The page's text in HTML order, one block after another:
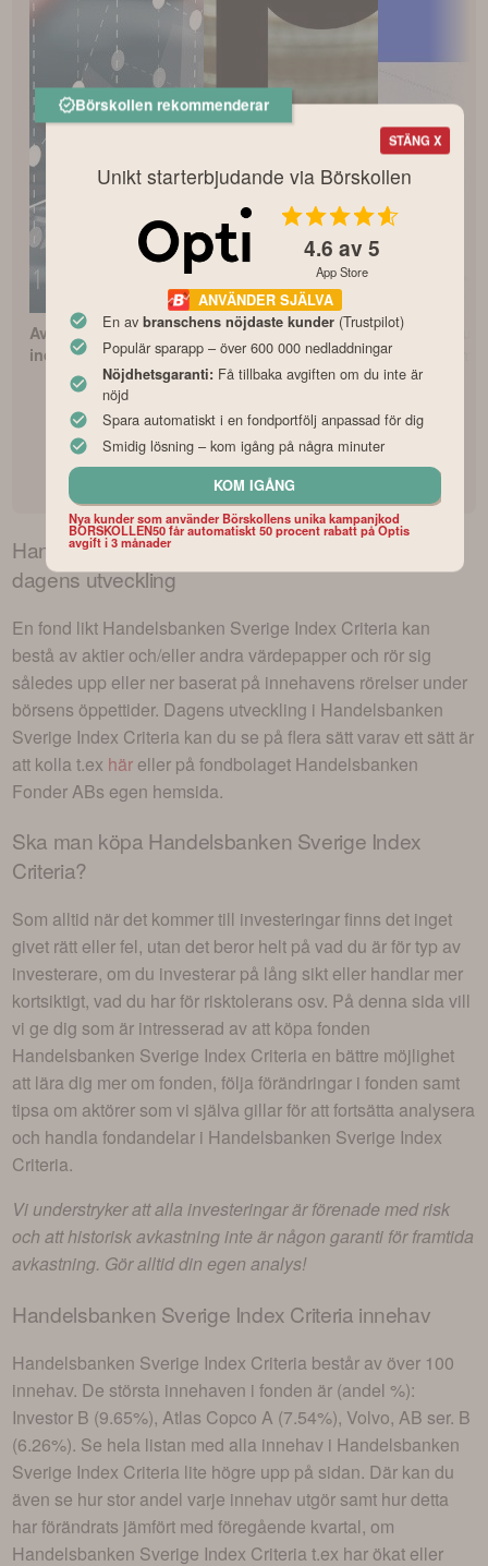
Avanza Zero – Bästa
indexfonden?
Opti fondrobot
omdöme och
recension
Så börjar du
fondspara
fondrobot
Handelsbanken Sverige Index Criteria
dagens utveckling
En fond likt Handelsbanken Sverige Index Criteria kan
bestå av aktier och/eller andra värdepapper och rör sig
således upp eller ner baserat på innehavens rörelser under
börsens öppettider. Dagens utveckling i Handelsbanken
Sverige Index Criteria kan du se på flera sätt varav ett sätt är
att kolla t.ex här eller på fondbolaget Handelsbanken
Fonder ABs egen hemsida.
Ska man köpa Handelsbanken Sverige Index
Criteria?
Som alltid när det kommer till investeringar finns det inget
givet rätt eller fel, utan det beror helt på vad du är för typ av
investerare, om du investerar på lång sikt eller handlar mer
kortsiktigt, vad du har för risktolerans osv. På denna sida vill
vi ge dig som är intresserad av att köpa fonden
Handelsbanken Sverige Index Criteria en bättre möjlighet
att lära dig mer om fonden, följa förändringar i fonden samt
tipsa om aktörer som vi själva gillar för att fortsätta analysera
och handla fondandelar i Handelsbanken Sverige Index
Criteria.
Vi understryker att alla investeringar är förenade med risk
och att historisk avkastning inte är någon garanti för framtida
avkastning. Gör alltid din egen analys!
Handelsbanken Sverige Index Criteria innehav
Handelsbanken Sverige Index Criteria består av över 100
innehav. De största innehaven i fonden är (andel %):
Investor B (9.65%), Atlas Copco A (7.54%), Volvo, AB ser. B
(6.26%). Se hela listan med alla innehav i Handelsbanken
Sverige Index Criteria lite högre upp på sidan. Där kan du
även se hur stor andel varje innehav utgör samt hur detta
har förändrats jämfört med föregående kvartal, om
Handelsbanken Sverige Index Criteriat.ex har ökat eller
STÄNG X
Börskollen rekommenderar
Unikt starterbjudande via Börskollen
4.6 av 5
App Store
ANVÄNDER SJÄLVA
En av branschens nöjdaste kunder(Trustpilot)
Populär sparapp – över 600 000 nedladdningar
Nöjdhetsgaranti: Få tillbaka avgiften om du inte är
nöjd
Spara automatiskt i en fondportfölj anpassad för dig
Smidig lösning – kom igång på några minuter
KOM IGÅNG
Nya kunder som använder Börskollens unika kampanjkod
BORSKOLLEN50 får automatiskt 50 procent rabatt på Optis
avgift i 3 månader